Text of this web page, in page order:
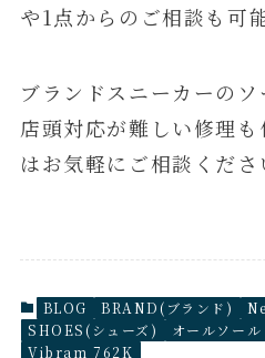
や1点からのご相談も可
ブランドスニーカーのソ
店頭対応が難しい修理
はお気軽にご相談くださ
BLOG BRAND(ブランド)
SHOES(シューズ)
オールソール
Vibram 762K